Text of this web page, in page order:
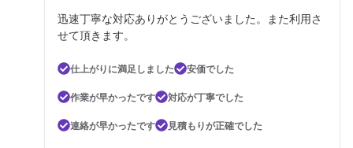
迅速丁寧な対応ありがとうございました。また利用さ
せて頂きます。
仕上がりに満足しました
安価でした
作業が早かったです
対応が丁寧でした
連絡が早かったです
見積もりが正確でした